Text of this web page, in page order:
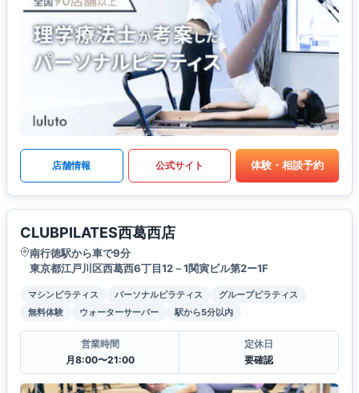
店舗情報 公式サイト 体験・相談予約
CLUBPILATES西葛西店
南行徳駅から車で9分
東京都江戸川区西葛西6丁目12－1関寅ビル第2ー1F
マシンピラティス パーソナルピラティス
グループピラティス
無料体験
ウォーターサーバー 駅から5分以内
営業時間
月8:00〜21:00
定休日
要確認